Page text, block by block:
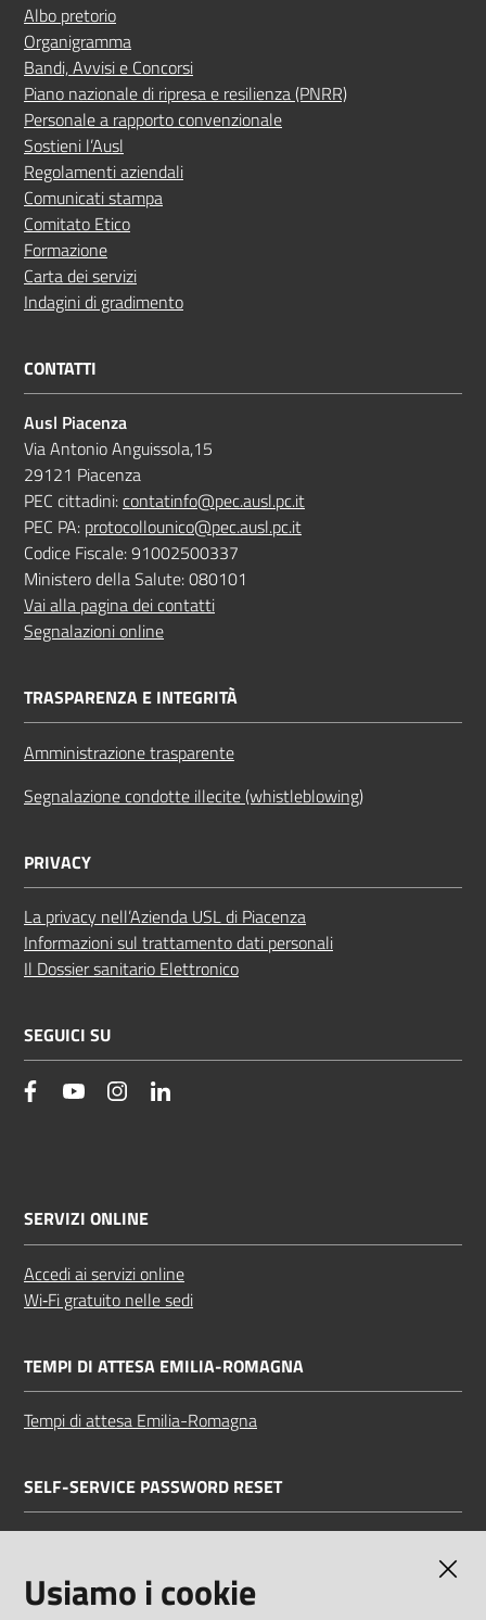
Albo pretorio
Organigramma
Bandi, Avvisi e Concorsi
Piano nazionale di ripresa e resilienza (PNRR)
Personale a rapporto convenzionale
Sostieni l’Ausl
Regolamenti aziendali
Comunicati stampa
Comitato Etico
Formazione
Carta dei servizi
Indagini di gradimento
CONTATTI
Ausl Piacenza
Via Antonio Anguissola,15
29121 Piacenza
PEC cittadini:contatinfo@pec.ausl.pc.it
PEC PA: protocollounico@pec.ausl.pc.it
Codice Fiscale: 91002500337
Ministero della Salute: 080101
Vai alla pagina dei contatti
Segnalazioni online
TRASPARENZA E INTEGRITÀ
Amministrazione trasparente
Segnalazione condotte illecite (whistleblowing)
PRIVACY
La privacy nell’Azienda USL di Piacenza
Informazioni sul trattamento dati personali
Il Dossier sanitario Elettronico
SEGUICI SU
facebookYouTube Instagram
SERVIZI ONLINE
Accedi ai servizi online
Wi‑Fi gratuito nelle sedi
TEMPI DI ATTESA EMILIA-ROMAGNA
Tempi di attesa Emilia-Romagna
SELF-SERVICE PASSWORD RESET
Usiamo i cookie